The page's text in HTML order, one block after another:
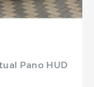
Pano HUD